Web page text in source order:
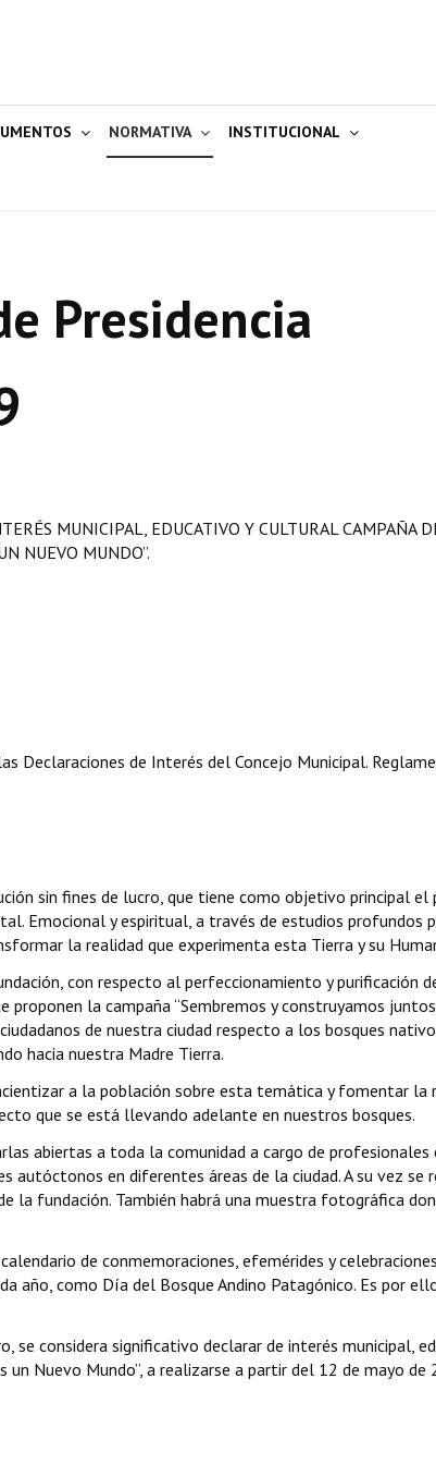
NORMATIVA INSTITUCIONAL
Presidencia
MUNICIPAL, EDUCATIVO Y CULTURAL CAMPAÑA
NUEVO MUNDO”.
Declaraciones de Interés del Concejo Municipal.
sin fines de lucro, que tiene como objetivo principal
Emocional y espiritual, a través de estudios profundos
la realidad que experimenta esta Tierra y su
con respecto al perfeccionamiento y purificación
la campaña “Sembremos y construyamos
de nuestra ciudad respecto a los bosques
hacia nuestra Madre Tierra.
a la población sobre esta temática y fomentar la
que se está llevando adelante en nuestros bosques.
abiertas a toda la comunidad a cargo de profesionales
autóctonos en diferentes áreas de la ciudad. A su vez se
la fundación. También habrá una muestra fotográfica
de conmemoraciones, efemérides y
año, como Día del Bosque Andino Patagónico. Es por
se considera significativo declarar de interés municipal,
Nuevo Mundo”, a realizarse a partir del 12 de mayo de